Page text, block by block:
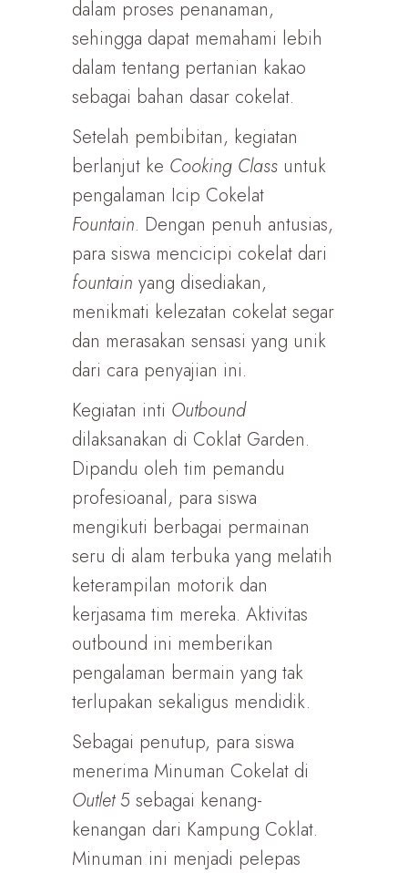
dalam proses penanaman,
sehingga dapat memahami lebih
dalam tentang pertanian kakao
sebagai bahan dasar cokelat.
Setelah pembibitan, kegiatan
berlanjut ke Cooking Class untuk
pengalaman Icip Cokelat
Fountain. Dengan penuh antusias,
para siswa mencicipi cokelat dari
fountain yang disediakan,
menikmati kelezatan cokelat segar
dan merasakan sensasi yang unik
dari cara penyajian ini.
Kegiatan inti Outbound
dilaksanakan di Coklat Garden.
Dipandu oleh tim pemandu
profesioanal, para siswa
mengikuti berbagai permainan
seru di alam terbuka yang melatih
keterampilan motorik dan
kerjasama tim mereka. Aktivitas
outbound ini memberikan
pengalaman bermain yang tak
terlupakan sekaligus mendidik.
Sebagai penutup, para siswa
menerima Minuman Cokelat di
Outlet5 sebagai kenang-
kenangan dari Kampung Coklat.
Minuman ini menjadi pelepas